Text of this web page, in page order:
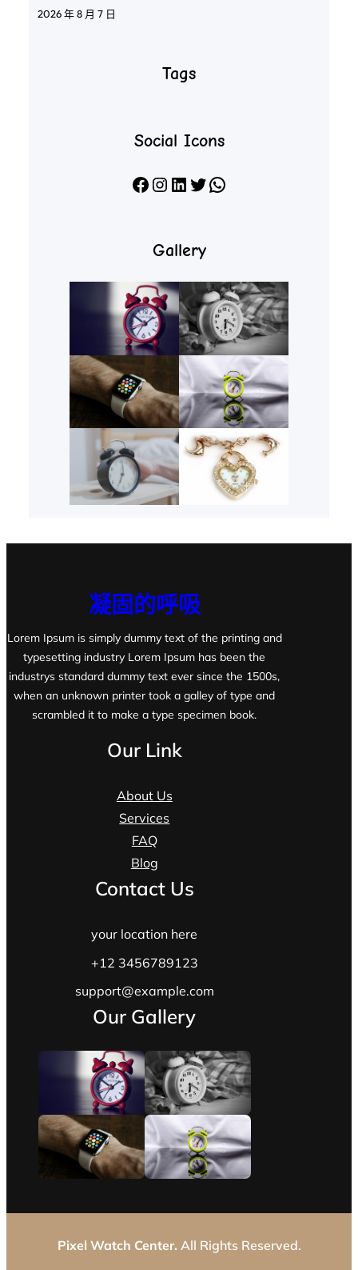
2026 年 8 月 7 日
Tags
Social Icons
Facebook Instagram LinkedIn X WhatsApp
Gallery
凝固的呼吸
Lorem Ipsum is simply dummy text of the printing and
typesetting industry Lorem Ipsum has been the
industrys standard dummy text ever since the 1500s,
when an unknown printer took a galley of type and
scrambled it to make a type specimen book.
Our Link
About Us
Services
FAQ
Blog
Contact Us
your location here
+12 3456789123
support@example.com
Our Gallery
Pixel Watch Center. All Rights Reserved.